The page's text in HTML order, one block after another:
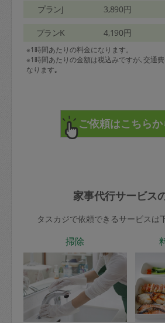
プランJ 3,890円
プランK 4,190円
※1時間あたりの料金になります。
※1時間あたりの金額は税込みですが､交通
なります｡
家事代行サービス
タスカジで依頼できるサービスは
掃除